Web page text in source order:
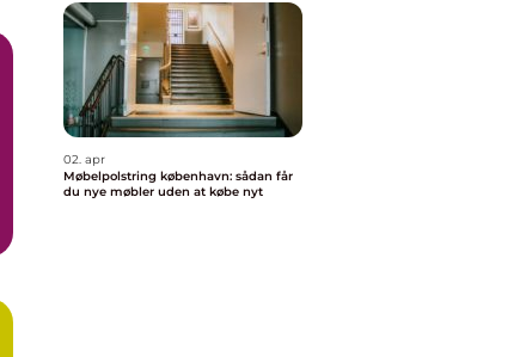
02. apr
Møbelpolstring københavn: sådan får
du nye møbler uden at købe nyt